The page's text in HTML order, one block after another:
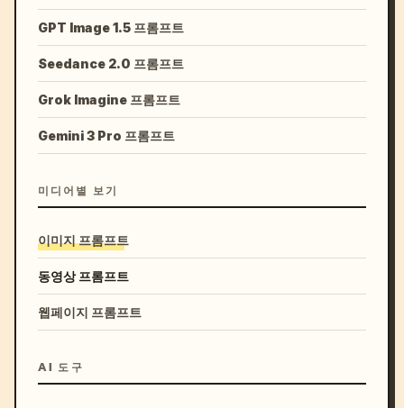
GPT Image 1.5 프롬프트
Seedance 2.0 프롬프트
Grok Imagine 프롬프트
Gemini 3 Pro 프롬프트
미디어별 보기
이미지 프롬프트
동영상 프롬프트
웹페이지 프롬프트
AI 도구